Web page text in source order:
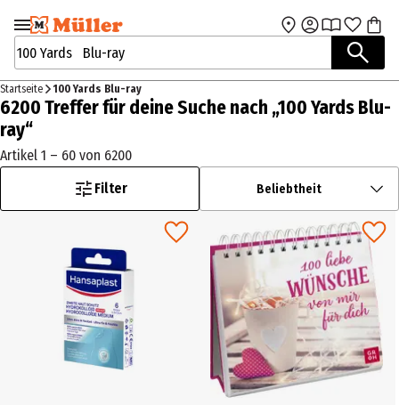
Zur Navigation
springen
Zum Hauptinhalt
Suchbegriffe / Artikelnummer
Startseite 100 Yards Blu-ray
6200 Treffer für deine Suche nach „100 Yards Blu-
ray“
Artikel 1 – 60 von 6200
Filter
Beliebtheit